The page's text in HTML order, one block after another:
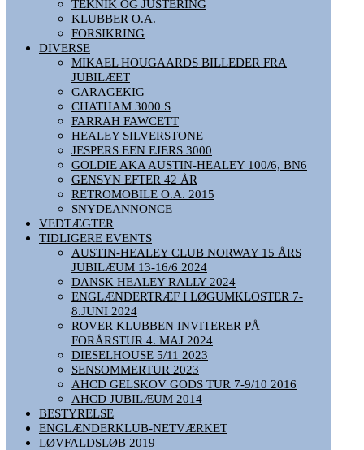
TEKNIK OG JUSTERING
KLUBBER O.A.
FORSIKRING
DIVERSE
MIKAEL HOUGAARDS BILLEDER FRA
JUBILÆET
GARAGEKIG
CHATHAM 3000 S
FARRAH FAWCETT
HEALEY SILVERSTONE
JESPERS EEN EJERS 3000
GOLDIE AKA AUSTIN-HEALEY 100/6, BN6
GENSYN EFTER 42 ÅR
RETROMOBILE O.A. 2015
SNYDEANNONCE
VEDTÆGTER
TIDLIGERE EVENTS
AUSTIN-HEALEY CLUB NORWAY 15 ÅRS
JUBILÆUM 13-16/6 2024
DANSK HEALEY RALLY 2024
ENGLÆNDERTRÆF I LØGUMKLOSTER 7-
8.JUNI 2024
ROVER KLUBBEN INVITERER PÅ
FORÅRSTUR 4. MAJ 2024
DIESELHOUSE 5/11 2023
SENSOMMERTUR 2023
AHCD GELSKOV GODS TUR 7-9/10 2016
AHCD JUBILÆUM 2014
BESTYRELSE
ENGLÆNDERKLUB-NETVÆRKET
LØVFALDSLØB 2019